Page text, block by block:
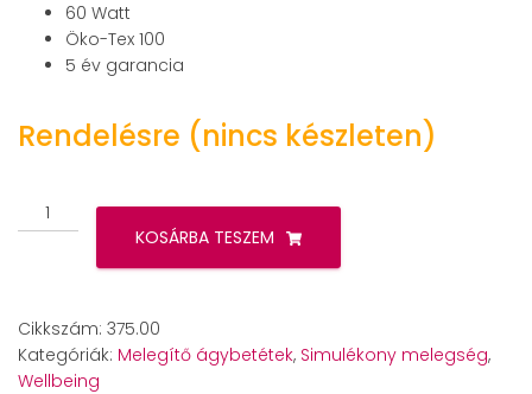
60 Watt
Öko-Tex 100
5 év garancia
Rendelésre (nincs készleten)
Beurer
UB
ágybetét
mennyiség
KOSÁRBA TESZEM
Cikkszám: 375.00
Kategóriák: Melegítő ágybetétek, Simulékony melegség,
Wellbeing